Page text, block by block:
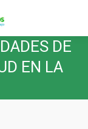
DE
EN LA